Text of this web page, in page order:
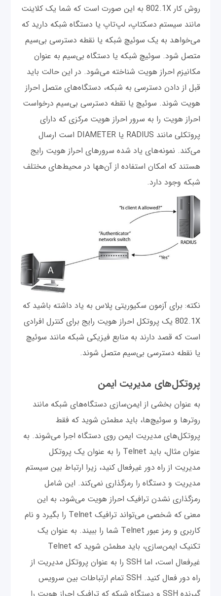
روش کار 802.1X به این صورت است که شما یک کلاینت
مانند سیستم دسکتاپ، لپ‌تاپ یا دستگاه شبکه دارید که
می‌خواهد به یک سوئیچ شبکه یا نقطه دسترسی بی‌سیم
متصل شود. سوئیچ شبکه یا دستگاه بی‌سیم به عنوان
مکانیزم احراز هویت شناخته می‌شود. در این حالت باید
قبل از دادن دسترسی به شبکه، دستگاه‌های متصل احراز
هویت شوند. سوئیچ یا نقطه دسترسی بی‌سیم درخواست
احراز هویت را به سرور احراز هویت مرکزی که دارای
پروتکلی مانند RADIUS یا DIAMETER است ارسال
می‌کند. نمونه‌های یاد شده سرورهای احراز هویت رایج
هستند که امکان استفاده از آن‌هها در محیط‌های مختلف
شبکه وجود دارد.
نکته: برای آزمون سکیوریتی پلاس به یاد داشته باشید که
802.1X یک پروتکل احراز هویت رایج برای کنترل افرادی
است که قصد دارند به منابع فیزیکی شبکه مانند سوئیچ
یا نقطه دسترسی بی‌سیم متصل شوند.
پروتکل‌های مدیریت ایمن
به عنوان بخشی از ایمن‌سازی دستگاه‌های شبکه مانند
روترها و سوئیچ‌ها، باید مطمئن شوید که فقط
پروتکل‌های مدیریت ایمن روی دستگاه اجرا می‌شوند. به
عنوان مثال، باید Telnet را به عنوان یک پروتکل
مدیریت از راه دور غیرفعال کنید، زیرا ارتباط بین سیستم
مدیریت و دستگاه را رمزگذاری نمی‌کند. این شامل
رمزگذاری نشدن ترافیک احراز هویت می‌شود، به این
معنی که شخصی می‌تواند ترافیک Telnet را بگیرد و نام
کاربری و رمز عبور Telnet شما را ببیند. به عنوان یک
تکنیک ایمن‌سازی، باید مطمئن شوید که Telnet
غیرفعال است، اما SSH را به عنوان پروتکل مدیریت از
راه دور فعال کنید. SSH تمام ارتباطات بین سرویس